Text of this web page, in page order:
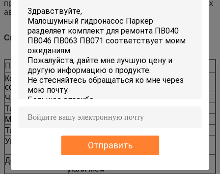
Отправить
профилактическое запасное оборудование для грузовых
автомобилей.
Спецификации
Параметр
Стоимость
Код
совместимости
CCAT
Часть No.
219-1965 гг.
Тип машины
Модели монтажа 777D 776D 777E
Тип поставки
Упаковка
Доступна усиленная маркировка
экспортной упаковки
Доставка
наличием